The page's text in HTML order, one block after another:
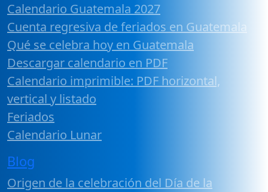
Calendario Guatemala 2027
Cuenta regresiva de feriados en Guatemala
Qué se celebra hoy en Guatemala
Descargar calendario en PDF
Calendario imprimible: PDF horizontal,
vertical y listado
Feriados
Calendario Lunar
Blog
Origen de la celebración del Día de la